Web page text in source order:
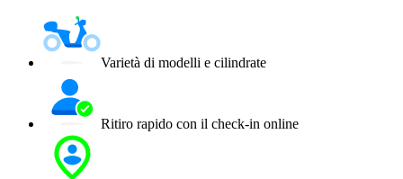
Varietà di modelli e cilindrate
Ritiro rapido con il check-in online